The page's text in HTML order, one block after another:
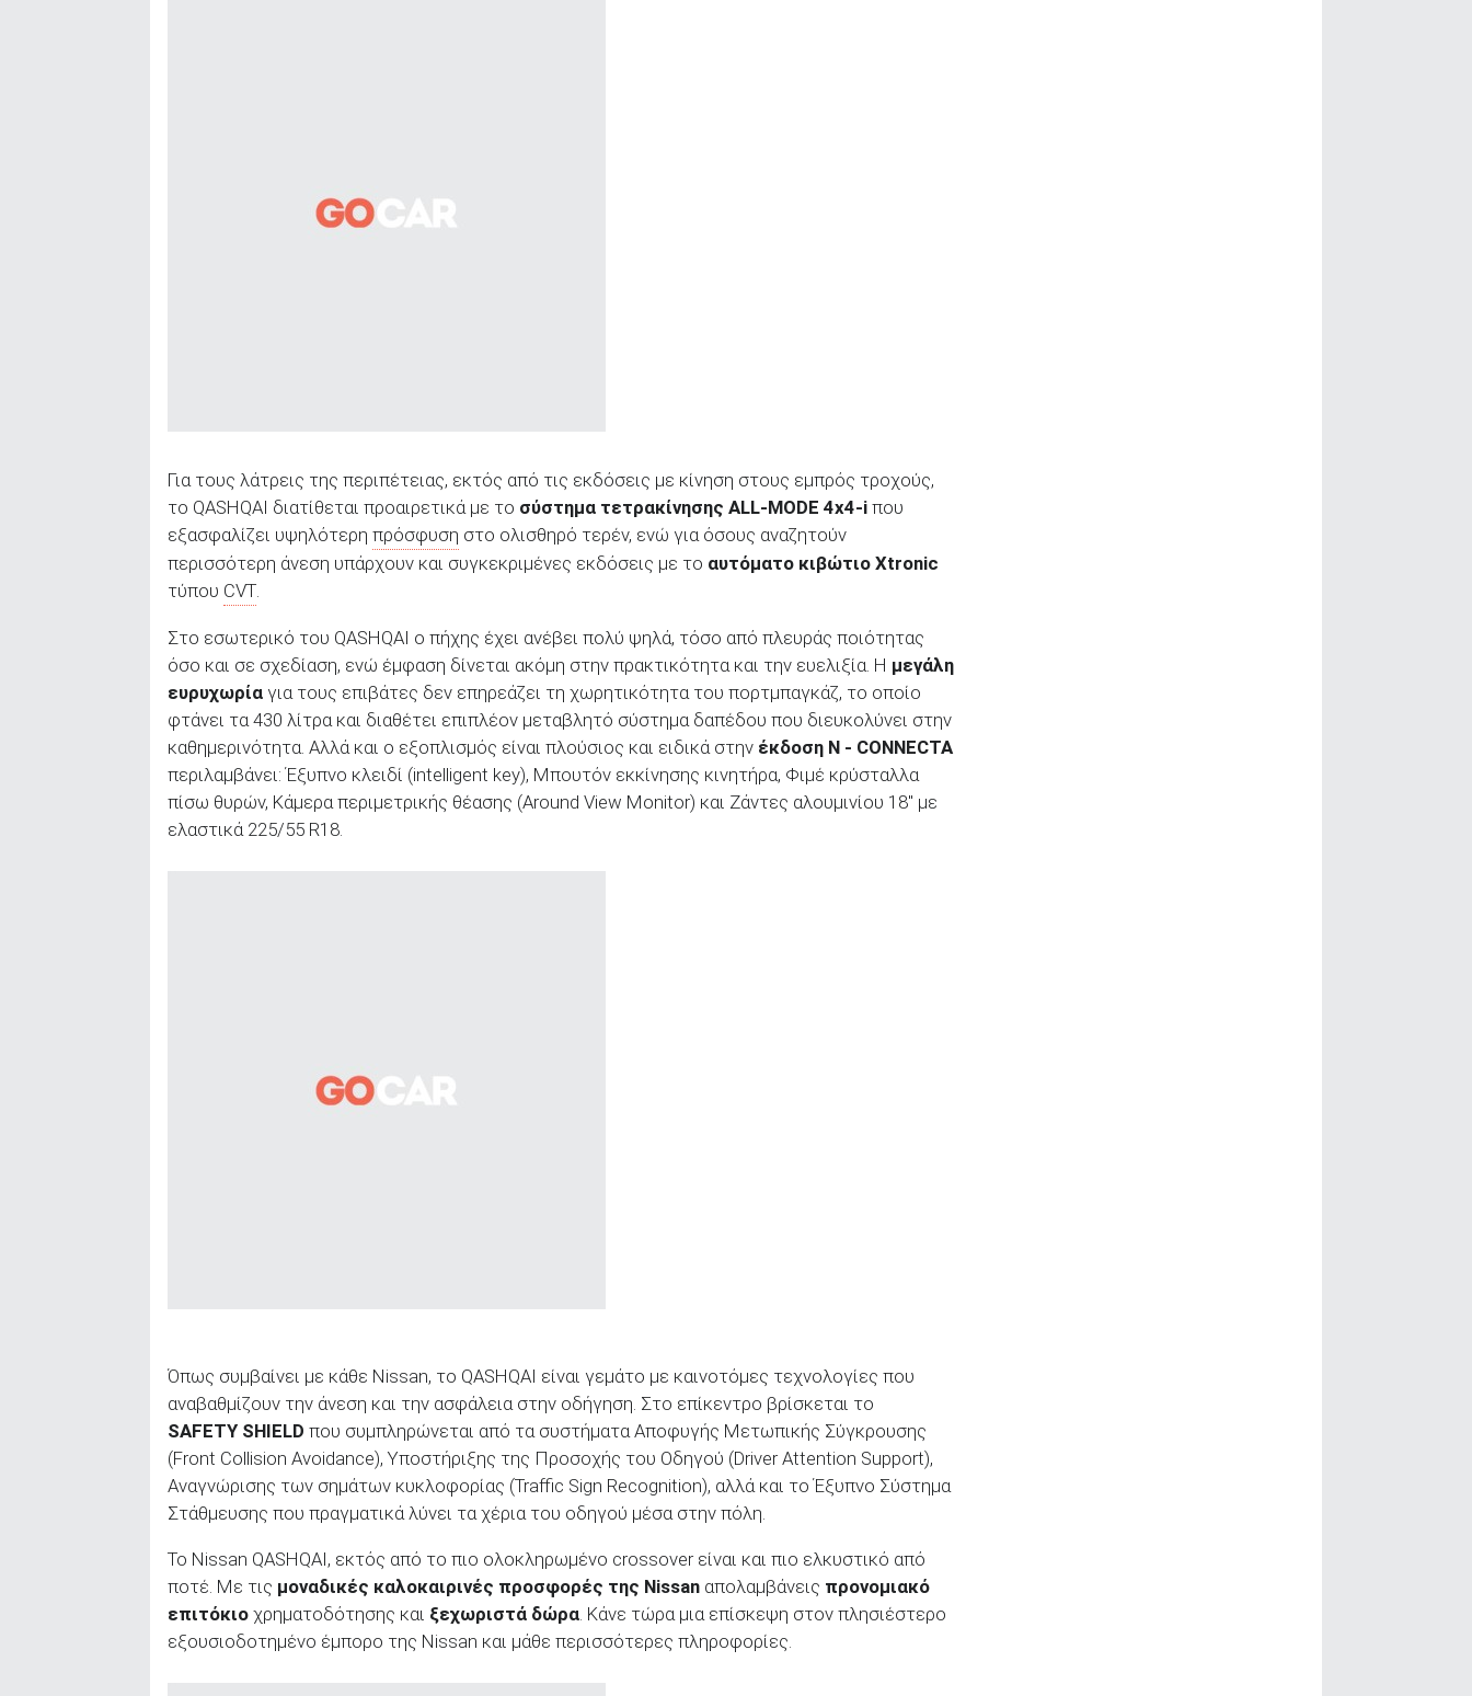
Για τους λάτρεις της περιπέτειας, εκτός από τις εκδόσεις με κίνηση στους εμπρός τροχούς,
το QASHQAI διατίθεται προαιρετικά με το σύστημα τετρακίνησης ALL-MODE 4x4-i που
εξασφαλίζει υψηλότερη πρόσφυση στο ολισθηρό τερέν, ενώ για όσους αναζητούν
περισσότερη άνεση υπάρχουν και συγκεκριμένες εκδόσεις με το αυτόματο κιβώτιο Xtronic
τύπου CVT.
Στο εσωτερικό του QASHQAI ο πήχης έχει ανέβει πολύ ψηλά, τόσο από πλευράς ποιότητας
όσο και σε σχεδίαση, ενώ έμφαση δίνεται ακόμη στην πρακτικότητα και την ευελιξία. Η μεγάλη
ευρυχωρία για τους επιβάτες δεν επηρεάζει τη χωρητικότητα του πορτμπαγκάζ, το οποίο
φτάνει τα 430 λίτρα και διαθέτει επιπλέον μεταβλητό σύστημα δαπέδου που διευκολύνει στην
καθημερινότητα. Αλλά και ο εξοπλισμός είναι πλούσιος και ειδικά στην έκδοση N - CONNECTA
περιλαμβάνει: Έξυπνο κλειδί (intelligent key), Μπουτόν εκκίνησης κινητήρα, Φιμέ κρύσταλλα
πίσω θυρών, Κάμερα περιμετρικής θέασης (Around View Monitor) και Ζάντες αλουμινίου 18" με
ελαστικά 225/55 R18.
Όπως συμβαίνει με κάθε Nissan, το QASHQAI είναι γεμάτο με καινοτόμες τεχνολογίες που
αναβαθμίζουν την άνεση και την ασφάλεια στην οδήγηση. Στο επίκεντρο βρίσκεται το
SAFETY SHIELD που συμπληρώνεται από τα συστήματα Αποφυγής Μετωπικής Σύγκρουσης
(Front Collision Avoidance), Υποστήριξης της Προσοχής του Οδηγού (Driver Attention Support),
Αναγνώρισης των σημάτων κυκλοφορίας (Traffic Sign Recognition), αλλά και το Έξυπνο Σύστημα
Στάθμευσης που πραγματικά λύνει τα χέρια του οδηγού μέσα στην πόλη.
Το Nissan QASHQAI, εκτός από το πιο ολοκληρωμένο crossover είναι και πιο ελκυστικό από
ποτέ. Με τις μοναδικές καλοκαιρινές προσφορές της Nissan απολαμβάνεις προνομιακό
επιτόκιο χρηματοδότησης και ξεχωριστά δώρα . Κάνε τώρα μια επίσκεψη στον πλησιέστερο
εξουσιοδοτημένο έμπορο της Nissan και μάθε περισσότερες πληροφορίες.